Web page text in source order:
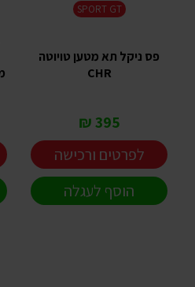
SPORT GT
פס ניקל תא מטען טויוטה
CHR
395 ₪
לפרטים ורכישה
הוסף לעגלה